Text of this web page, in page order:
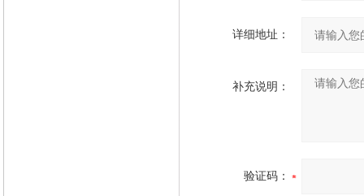
详细地址：
补充说明：
验证码：